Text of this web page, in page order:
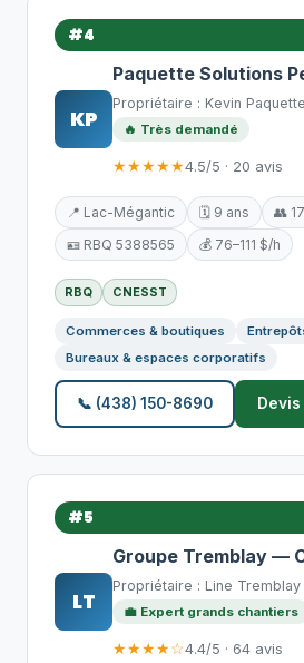
#4
KP
Paquette Solutions
Propriétaire : Kevin Paquette
🔥 Très demandé
★★★★★4.5/5 · 20 avis
📍 Lac-Mégantic 🗓️ 9 ans
👥
🪪 RBQ 5388565
💰 76–111 $/h
RBQ CNESST
Commerces & boutiques
Bureaux & espaces corporatifs
📞 (438) 150-8690
#5
LT
Groupe Tremblay —
Propriétaire : Line Tremblay
💼 Expert grands chantiers
★★★★☆4.4/5 · 64 avis